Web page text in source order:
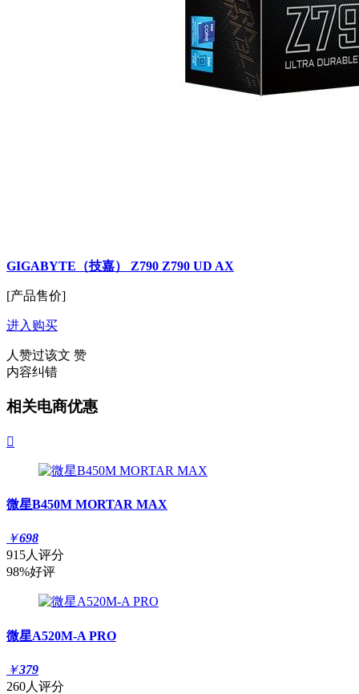
GIGABYTE（技嘉） Z790 Z790 UD AX
[产品售价]
进入购买
人赞过该文 赞
内容纠错
相关电商优惠

微星B450M MORTAR MAX
￥698
915人评分
98%好评
微星A520M-A PRO
￥379
260人评分